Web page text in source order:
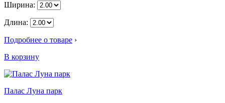
Ширина:
Длина:
Подробнее о товаре ›
В корзину
Палас Луна парк